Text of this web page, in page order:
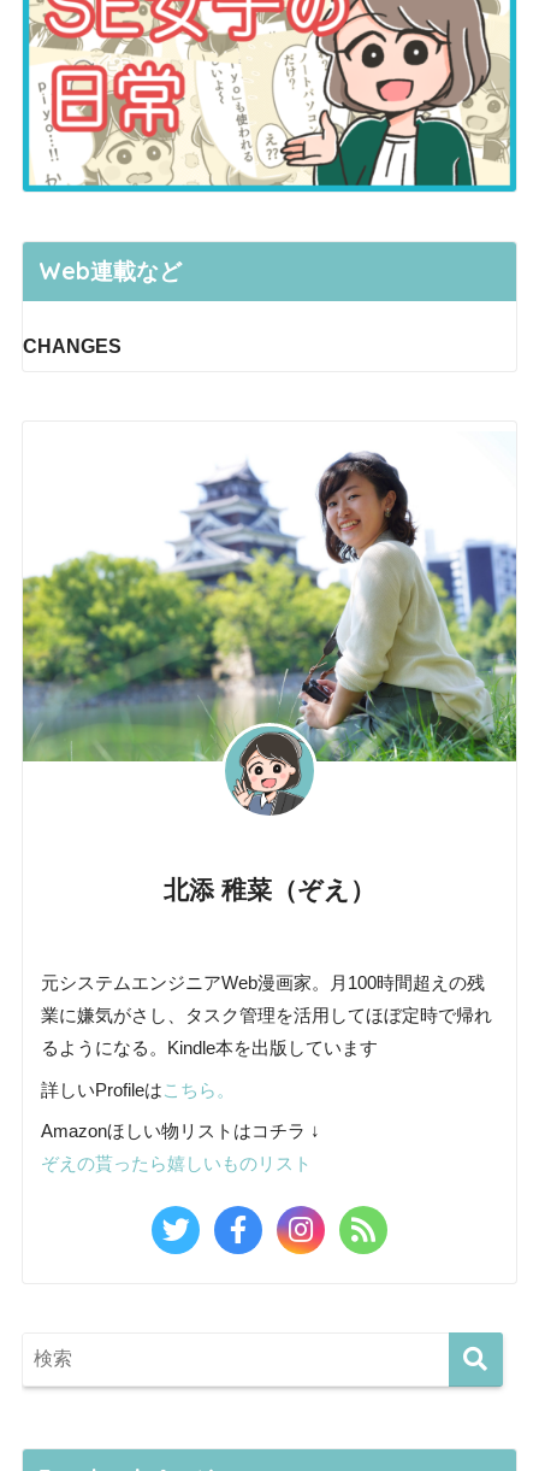
Web連載など
CHANGES
北添 稚菜（ぞえ）
元システムエンジニアWeb漫画家。月100時間超えの残
業に嫌気がさし、タスク管理を活用してほぼ定時で帰れ
るようになる。Kindle本を出版しています
詳しいProfileはこちら。
Amazonほしい物リストはコチラ ↓
ぞえの貰ったら嬉しいものリスト